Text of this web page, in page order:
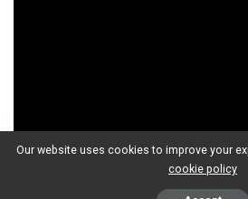
Our website uses cookies to improve your
cookie policy